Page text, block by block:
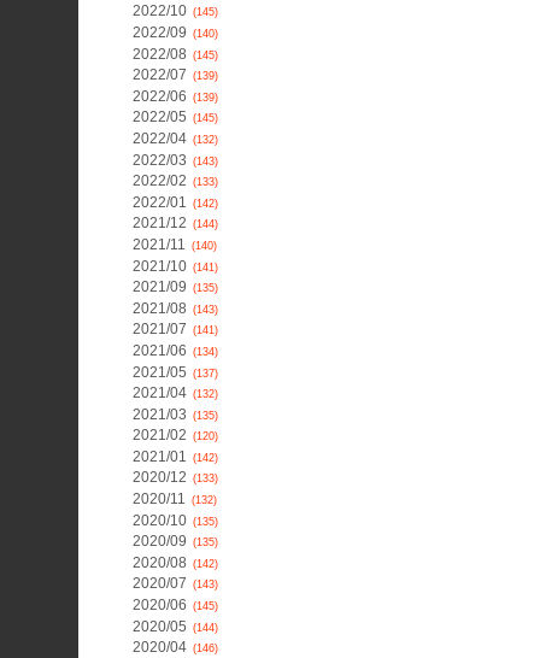
2022/10 (145)
2022/09 (140)
2022/08 (145)
2022/07 (139)
2022/06 (139)
2022/05 (145)
2022/04 (132)
2022/03 (143)
2022/02 (133)
2022/01 (142)
2021/12 (144)
2021/11 (140)
2021/10 (141)
2021/09 (135)
2021/08 (143)
2021/07 (141)
2021/06 (134)
2021/05 (137)
2021/04 (132)
2021/03 (135)
2021/02 (120)
2021/01 (142)
2020/12 (133)
2020/11 (132)
2020/10 (135)
2020/09 (135)
2020/08 (142)
2020/07 (143)
2020/06 (145)
2020/05 (144)
2020/04 (146)